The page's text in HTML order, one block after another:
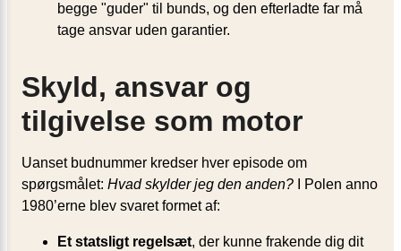
begge guder til bunds, og den efterladte far må
tage ansvar uden garantier.
Skyld, ansvar og
tilgivelse som motor
Uanset budnummer kredser hver episode om
spørgsmålet: Hvad skylder jeg den anden? I Polen anno
1980’erne blev svaret formet af:
Et statsligt regelsæt, der kunne frakende dig dit